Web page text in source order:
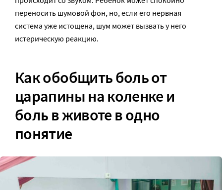
переносить шумовой фон, но, если его нервная
система уже истощена, шум может вызвать у него
истерическую реакцию.
Как обобщить боль от
царапины на коленке и
боль в животе в одно
понятие